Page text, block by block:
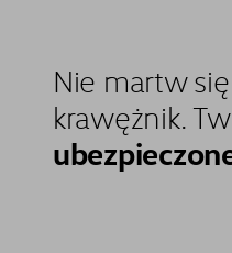
Nie martw
krawężnik.